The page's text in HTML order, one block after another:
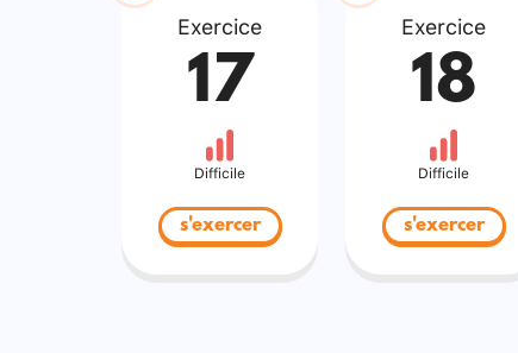
Exercice
17
Difficile
s'exercer
Exercice
18
Difficile
s'exercer